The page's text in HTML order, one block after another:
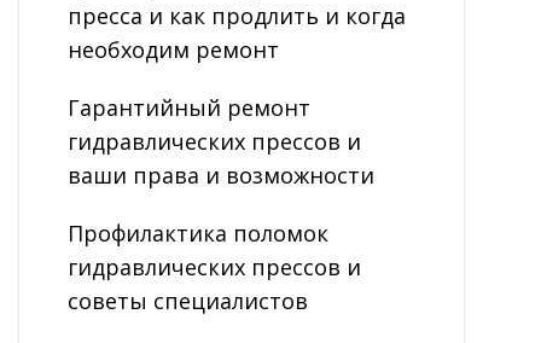
пресса и как продлить и когда
необходим ремонт
Гарантийный ремонт
гидравлических прессов и
ваши права и возможности
Профилактика поломок
гидравлических прессов и
советы специалистов